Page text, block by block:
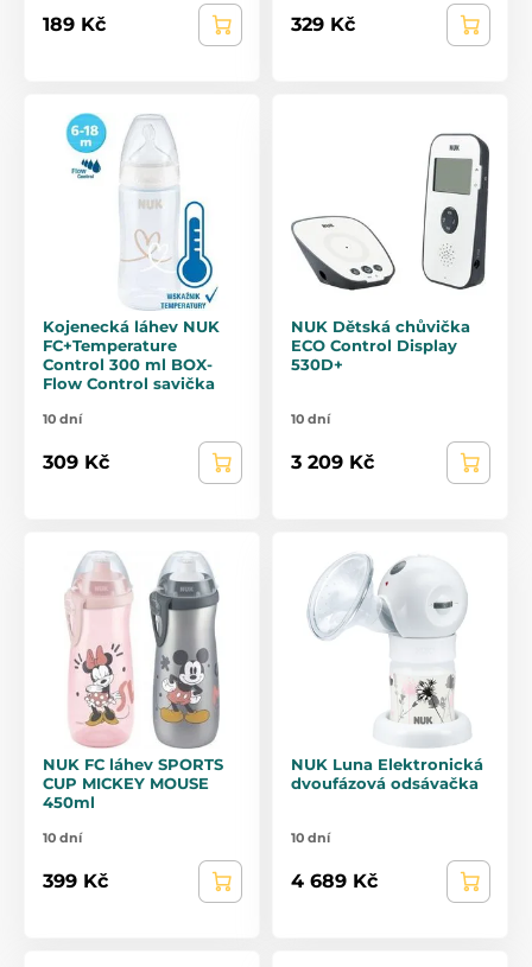
189 Kč 329 Kč
Kojenecká láhev NUK
FC+Temperature
Control 300 ml BOX-
Flow Control savička
10 dní
309 Kč
NUK Dětská chůvička
ECO Control Display
530D+
10 dní
3 209 Kč
NUK FC láhev SPORTS
CUP MICKEY MOUSE
450ml
10 dní
399 Kč
NUK Luna Elektronická
dvoufázová odsávačka
10 dní
4 689 Kč